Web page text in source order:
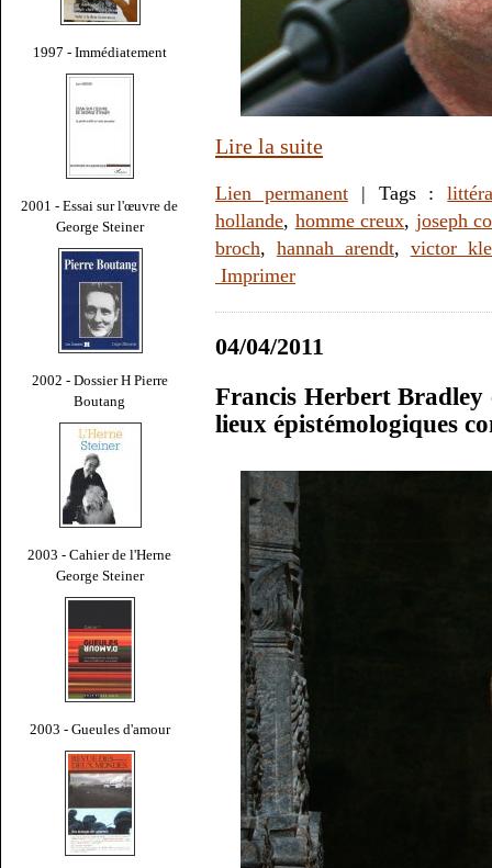
1997 - Immédiatement
2001 - Essai sur l'œuvre de
George Steiner
2002 - Dossier H Pierre
Boutang
2003 - Cahier de l'Herne
George Steiner
2003 - Gueules d'amour
Lire la suite
Lien permanent| Tags :
hollande, homme creux, joseph
broch, hannah arendt, victor
Imprimer
04/04/2011
Francis Herbert Bradley
lieux épistémologiques